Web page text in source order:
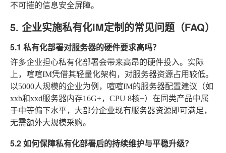
不可摧的信息安全屏障。
5. 企业实施私有化IM定制的常见问题（FAQ）
5.1 私有化部署对服务器的硬件要求高吗？
许多企业担心私有化部署会带来高昂的硬件投入。实际
上，喧喧IM凭借其轻量化架构，对服务器资源占用较低。
以5000人规模的企业为例，喧喧IM的服务器配置建议（如
xxb和xxd服务器内存16G+，CPU 8核+）在同类产品中属
于中等偏下水平，大部分企业现有服务器资源即可满足，
无需额外大规模采购。
5.2 如何保障私有化部署后的持续维护与平稳升级？